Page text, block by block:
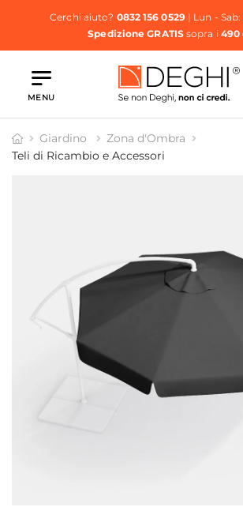
Cerchi aiuto? 0832 156 0529| Lun - Sab:
Spedizione GRATISsopra i 490
MENU
Giardino
Zona d'Ombra
Teli di Ricambio e Accessori